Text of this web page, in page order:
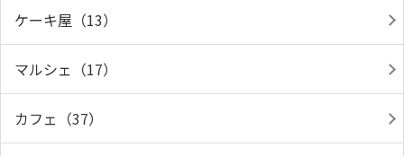
ケーキ屋（13）
マルシェ（17）
カフェ（37）